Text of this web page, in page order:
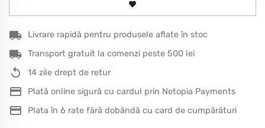
Livrare rapidă pentru produsele aflate în stoc
Transport gratuit la comenzi peste 500 lei
14 zile drept de retur
Plată online sigură cu cardul prin Netopia Payments
Plata în 6 rate fără dobândă cu card de cumpărături